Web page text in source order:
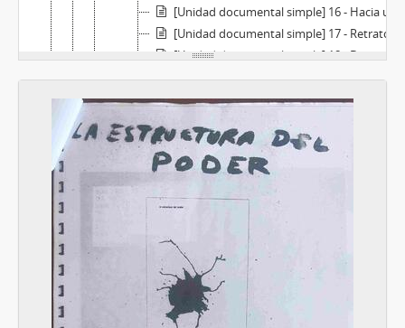
[Unidad documental simple] 16 - Hacia un arte del pueblo
[Unidad documental simple] 17 - Retratos
[Unidad documental simple] 18 - Dos mapas de la Republica Argentina
[Unidad documental simple] 19 - Martiriología latinoamericana
[Serie] 2 - Conceptualismo platense
[Serie] 3 - La Corneta
[Serie] 4 - Cultura de la felicidad
[Serie] 5 - Estilo de vida argentino
[Serie] 6 - Grupo Escombros
[Subsección] 2 - Registro y difusión de obra y trayectoria
[Sección] S2 - Documentos profesionales, como escritor